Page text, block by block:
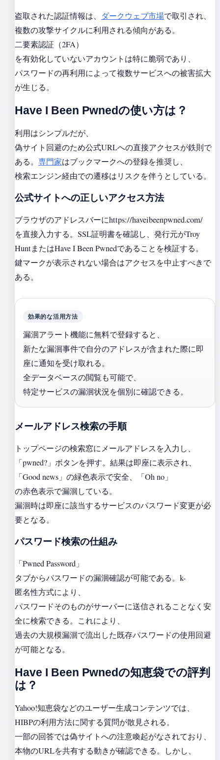
盗取された認証情報は、 ダークウェブ市場で取引され、
複数の攻撃サイクルに利用される傾向がある。
二要素認証（2FA）
を有効化していないアカウントは特に脆弱であり、
パスワードの再利用によって複数サービスへの被害拡大
が生じる。
Have I Been Pwnedの使い方は？
利用はシンプルだが、
偽サイト回避のため公式URLへの直接アクセスが鉄則で
ある。 専門家はブックマークへの登録を推奨し、
検索エンジン経由での遷移はリスクを伴うとしている。
公式サイトへの正しいアクセス方法
ブラウザのアドレスバーにhttps://haveibeenpwned.com/
を直接入力する。SSL証明書を確認し、発行元がTroy
HuntまたはHave I Been Pwnedであることを検証する。
鍵マークが表示されない場合はアクセスを中止すべきで
ある。
効果的な活用方法
漏洄アラート機能に無料で登録すると、
新たな漏洄事件で自分のアドレスが含まれた際に即
座に通知を受け取れる。
全データベースの閲覧も可能で、
特定サービスの漏洄状況を個別に確認できる。
メールアドレス検索の手順
トップページの検索窓にメールアドレスを入力し、
「pwned?」ボタンを押す。結果は即座に表示され、
「Good news」の緑色表示で安全、「Oh no」
の赤色表示で漏洄している。
漏洄時は即座に該当するサービスのパスワード変更が必
要となる。
パスワード検索の仕組み
「Pwned Password」
タブからパスワードの漏洄確認が可能である。k-
匿名性方式により、
パスワードそのものがサーバーに送信されることなく安
全に検索できる。これにより、
過去の大規模漏洄で流出した既存パスワードの使用回避
が可能となる。
Have I Been Pwnedの知恵袋での評判
は？
Yahoo!知恵袋などのユーザー生成コンテンツでは、
HIBPの利用方法に関する質問が散見される。
一部の回答では偽サイトへの注意喚起がなされており、
本物のURLを共有する動きが確認できる。しかし、